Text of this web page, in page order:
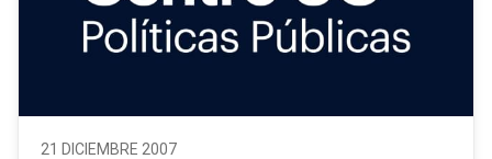
21 DICIEMBRE 2007